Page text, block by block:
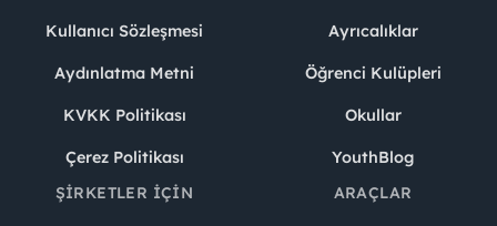
Kullanıcı Sözleşmesi
Aydınlatma Metni
KVKK Politikası
Çerez Politikası
Ayrıcalıklar
Öğrenci Kulüpleri
Okullar
YouthBlog
ŞIRKETLER İÇIN
ARAÇLAR